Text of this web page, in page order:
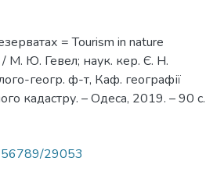
= Tourism in nature
/ М. Ю. Гевел; наук. кер. Є. Н.
геогр. ф-т, Каф. географії
кадастру. – Одеса, 2019. – 90 с.
29053